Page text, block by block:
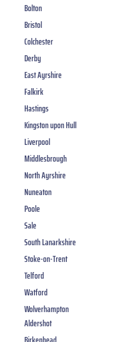
Bolton
Bristol
Colchester
Derby
East Ayrshire
Falkirk
Hastings
Kingston upon Hull
Liverpool
Middlesbrough
North Ayrshire
Nuneaton
Poole
Sale
South Lanarkshire
Stoke-on-Trent
Telford
Watford
Wolverhampton
Aldershot